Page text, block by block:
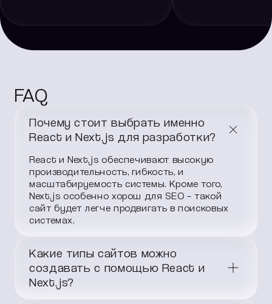
просто удобными фишками —
последствиями для бизнеса.
Привычные интеграции и
настройки могут перестать
соответствовать закону.
Выбрали
имя или давно
своим сайтом?
онлайн‑бизнеса
FAQ
Почему стоит выбрать именно
React и Next.js для разработки?
React и Next.js обеспечивают высокую
производительность, гибкость, и
масштабируемость системы. Кроме того,
Next.js особенно хорош для SEO – такой
сайт будет легче продвигать в поисковых
системах.
Какие типы сайтов можно
создавать с помощью React и
Next.js?